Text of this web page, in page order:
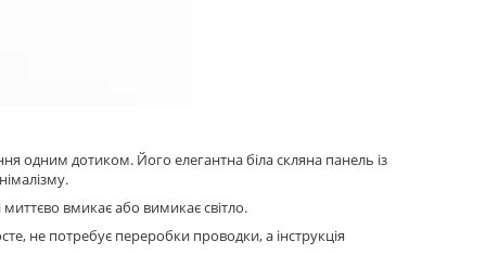
одним дотиком. Його елегантна біла скляна панель із
вмикає або вимикає світло.
не потребує переробки проводки, а інструкція